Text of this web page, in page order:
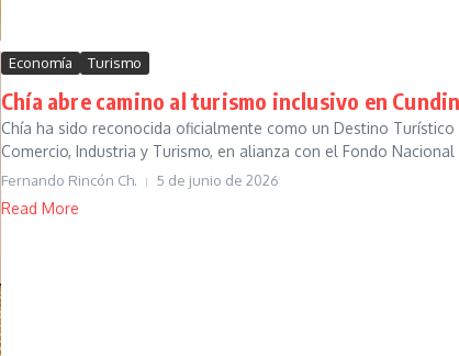
Economía Turismo
Chía abre camino al turismo inclusivo en
Chía ha sido reconocida oficialmente como un Destino
Comercio, Industria y Turismo, en alianza con el Fondo
Fernando Rincón Ch. 5 de junio de 2026
Read More